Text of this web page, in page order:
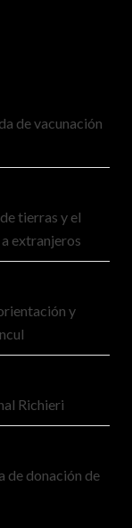
de vacunación
tierras y el
extranjeros
y
Richieri
de donación de